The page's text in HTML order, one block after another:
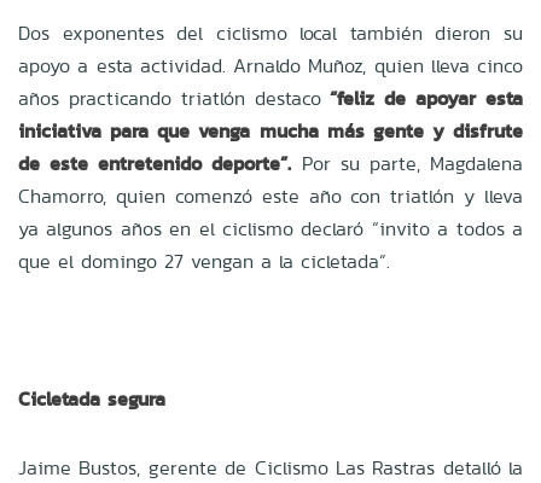
Dos exponentes del ciclismo local también dieron su
apoyo a esta actividad. Arnaldo Muñoz, quien lleva cinco
años practicando triatlón destaco“feliz de apoyar esta
iniciativa para que venga mucha más gente y disfrute
de este entretenido deporte”. Por su parte, Magdalena
Chamorro, quien comenzó este año con triatlón y lleva
ya algunos años en el ciclismo declaró “invito a todos a
que el domingo 27 vengan a la cicletada”.
Cicletada segura
Jaime Bustos, gerente de Ciclismo Las Rastras detalló la